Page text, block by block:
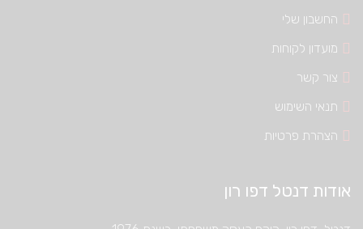
החשבון שלי
מועדון לקוחות
צור קשר
תנאי השימוש
הצהרת פרטיות
אודות דנטל דפו רון